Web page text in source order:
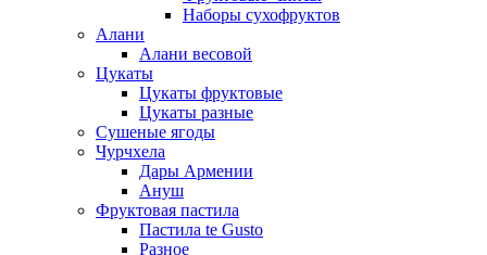
Наборы сухофруктов
Алани
Алани весовой
Цукаты
Цукаты фруктовые
Цукаты разные
Сушеные ягоды
Чурчхела
Дары Армении
Ануш
Фруктовая пастила
Пастила te Gusto
Разное